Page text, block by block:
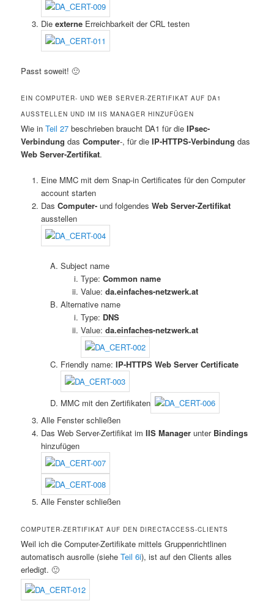
Die externeErreichbarkeit der CRL testen
Passt soweit! 🙂
EIN COMPUTER- UND WEB SERVER-ZERTIFIKAT AUF DA1
AUSSTELLEN UND IM IIS MANAGER HINZUFÜGEN
Wie inTeil 27 beschrieben braucht DA1 für dieIPsec-
VerbindungdasComputer-, für dieIP-HTTPS-Verbindung das
Web Server-Zertifikat.
Eine MMC mit dem Snap-in Certificates für den Computer
account starten
Das Computer-und folgendes Web Server-Zertifikat
ausstellen
Subject name
Type: Common name
Value: da.einfaches-netzwerk.at
Alternative name
Type: DNS
Value: da.einfaches-netzwerk.at
Friendly name:IP-HTTPS Web Server Certificate
MMC mit den Zertifikaten
Alle Fenster schließen
Das Web Server-Zertifikat im IIS Managerunter Bindings
hinzufügen
Alle Fenster schließen
COMPUTER-ZERTIFIKAT AUF DEN DIRECTACCESS-CLIENTS
Weil ich die Computer-Zertifikate mittels Gruppenrichtlinen
automatisch ausrolle (sieheTeil 6i), ist auf den Clients alles
erledigt. 🙂